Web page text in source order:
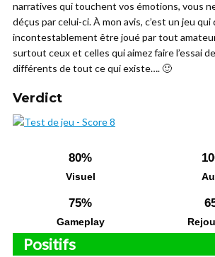
narratives qui touchent vos émotions, vous
déçus par celui-ci. À mon avis, c’est un jeu qui
incontestablement être joué par tout
surtout ceux et celles qui aimez faire l’essai
différents de tout ce qui existe…. 🙂
Verdict
80%
Visuel
75%
Gameplay
Positifs